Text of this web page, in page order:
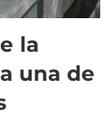
la
una de